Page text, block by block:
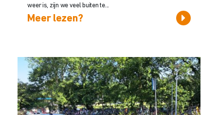
weer is, zijn we veel buiten te...
Meer lezen?